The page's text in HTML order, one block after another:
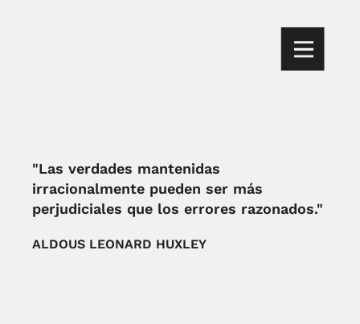
"Las verdades mantenidas
irracionalmente pueden ser más
perjudiciales que los errores razonados."
ALDOUS LEONARD HUXLEY